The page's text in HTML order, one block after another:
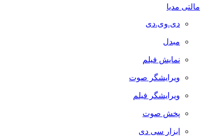
مالتی مدیا
دی.وی.دی
مبدل
نمایش فیلم
ویرایشگر صوت
ویرایشگر فیلم
پخش صوت
ابزار سی دی